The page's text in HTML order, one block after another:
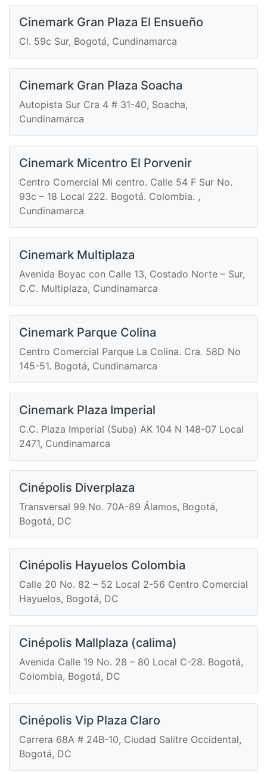
Cinemark Gran Plaza El Ensueño
Cl. 59c Sur, Bogotá, Cundinamarca
Cinemark Gran Plaza Soacha
Autopista Sur Cra 4 # 31-40, Soacha,
Cundinamarca
Cinemark Micentro El Porvenir
Centro Comercial Mi centro. Calle 54 F Sur No.
93c – 18 Local 222. Bogotá. Colombia. ,
Cundinamarca
Cinemark Multiplaza
Avenida Boyac con Calle 13, Costado Norte – Sur,
C.C. Multiplaza, Cundinamarca
Cinemark Parque Colina
Centro Comercial Parque La Colina. Cra. 58D No
145-51. Bogotá, Cundinamarca
Cinemark Plaza Imperial
C.C. Plaza Imperial (Suba) AK 104 N 148-07 Local
2471, Cundinamarca
Cinépolis Diverplaza
Transversal 99 No. 70A-89 Álamos, Bogotá,
Bogotá, DC
Cinépolis Hayuelos Colombia
Calle 20 No. 82 – 52 Local 2-56 Centro Comercial
Hayuelos, Bogotá, DC
Cinépolis Mallplaza (calima)
Avenida Calle 19 No. 28 – 80 Local C-28. Bogotá,
Colombia, Bogotá, DC
Cinépolis Vip Plaza Claro
Carrera 68A # 24B-10, Ciudad Salitre Occidental,
Bogotá, DC